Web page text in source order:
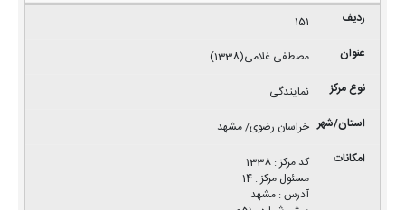
151
مصطفی غلامی(1338)
نمایندگی
خراسان رضوی/ مشهد
کد مرکز:
1338
مسئول مرکز:
14
آدرس:مشهد